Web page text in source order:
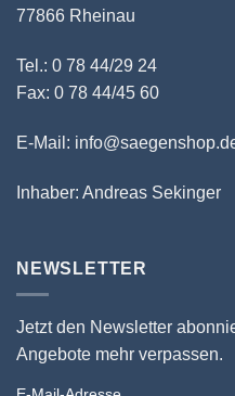
77866 Rheinau
Tel.: 0 78 44/29 24
Fax: 0 78 44/45 60
E-Mail:
Inhaber: Andreas Sekinger
NEWSLETTER
Jetzt den Newsletter
Angebote mehr verpassen.